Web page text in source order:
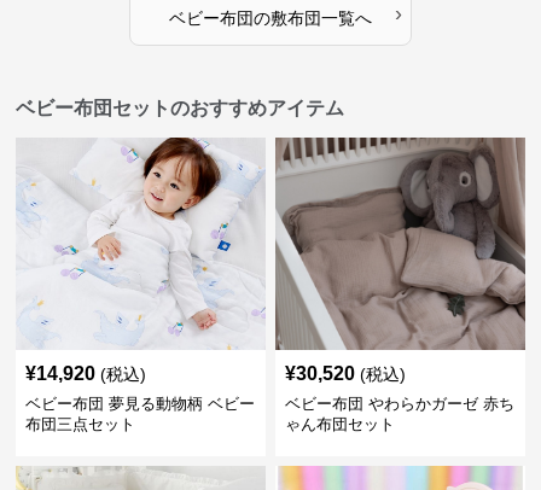
ベビー布団の敷布団一覧へ ›
ベビー布団セットのおすすめアイテム
¥14,920 (税込)
ベビー布団 夢見る動物柄 ベビー
布団三点セット
¥30,520 (税込)
ベビー布団 やわらかガーゼ 赤ち
ゃん布団セット